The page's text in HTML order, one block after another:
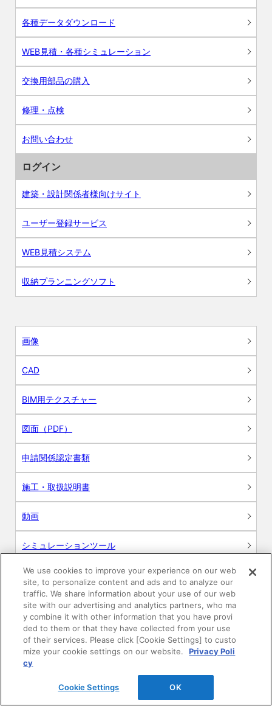
各種データダウンロード
WEB見積・各種シミュレーション
交換用部品の購入
修理・点検
お問い合わせ
ログイン
建築・設計関係者様向けサイト
ユーザー登録サービス
WEB見積システム
収納プランニングソフト
画像
CAD
BIM用テクスチャー
図面（PDF）
申請関係認定書類
施工・取扱説明書
動画
シミュレーションツール
24時間換気システム〈エアスマート〉
簡易設計見積ソフト
R&Dセンター環境測定・分析サービス
商品マスター申し込み
We use cookies to improve your experience on our web
site, to personalize content and ads and to analyze our
traffic. We share information about your use of our web
site with our advertising and analytics partners, who ma
y combine it with other information that you have provi
ded to them or that they have collected from your use
of their services. Please click [Cookie Settings] to custo
mize your cookie settings on our website.
Privacy Poli
cy
Cookie Settings OK